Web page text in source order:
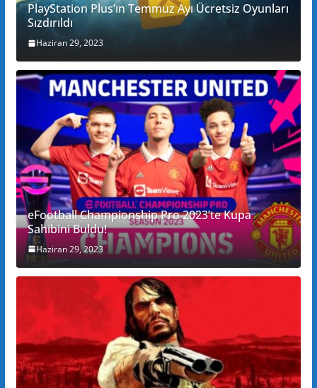
PlayStation Plus’ın Temmuz Ayı Ücretsiz Oyunları
Sızdırıldı
Haziran 29, 2023
eFootball Championship Pro 2023’te Kupa
Sahibini Buldu!
Haziran 29, 2023